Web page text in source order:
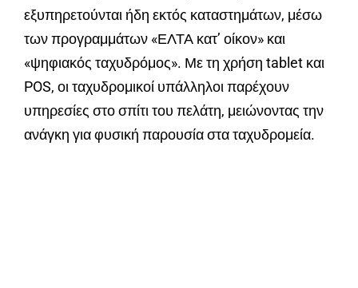
εξυπηρετούνται ήδη εκτός καταστημάτων, μέσω
των προγραμμάτων «ΕΛΤΑ κατ’ οίκον» και
«ψηφιακός ταχυδρόμος». Με τη χρήση tablet και
POS, οι ταχυδρομικοί υπάλληλοι παρέχουν
υπηρεσίες στο σπίτι του πελάτη, μειώνοντας την
ανάγκη για φυσική παρουσία στα ταχυδρομεία.